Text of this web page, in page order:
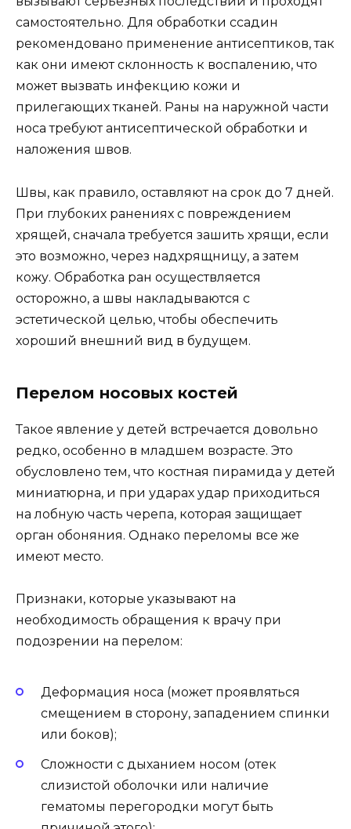
самостоятельно. Для обработки ссадин
рекомендовано применение антисептиков, так
как они имеют склонность к воспалению, что
может вызвать инфекцию кожи и
прилегающих тканей. Раны на наружной части
носа требуют антисептической обработки и
наложения швов.
Швы, как правило, оставляют на срок до 7 дней.
При глубоких ранениях с повреждением
хрящей, сначала требуется зашить хрящи, если
это возможно, через надхрящницу, а затем
кожу. Обработка ран осуществляется
осторожно, а швы накладываются с
эстетической целью, чтобы обеспечить
хороший внешний вид в будущем.
Перелом носовых костей
Такое явление у детей встречается довольно
редко, особенно в младшем возрасте. Это
обусловлено тем, что костная пирамида у детей
миниатюрна, и при ударах удар приходиться
на лобную часть черепа, которая защищает
орган обоняния. Однако переломы все же
имеют место.
Признаки, которые указывают на
необходимость обращения к врачу при
подозрении на перелом:
Деформация носа (может проявляться
смещением в сторону, западением спинки
или боков);
Сложности с дыханием носом (отек
слизистой оболочки или наличие
гематомы перегородки могут быть